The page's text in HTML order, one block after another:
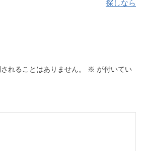
探しなら
れることはありません。 ※ が付いてい